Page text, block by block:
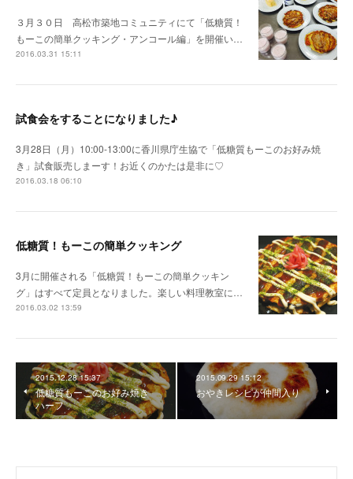
３月３０日 高松市築地コミュニティにて「低糖質！
もーこの簡単クッキング・アンコール編」を開催い…
2016.03.31 15:11
試食会をすることになりました♪
3月28日（月）10:00-13:00に香川県庁生協で「低糖質もーこのお好み焼
き」試食販売しまーす！お近くのかたは是非に♡
2016.03.18 06:10
低糖質！もーこの簡単クッキング
3月に開催される「低糖質！もーこの簡単クッキン
グ」はすべて定員となりました。楽しい料理教室に…
2016.03.02 13:59
2015.12.28 15:37
低糖質もーこのお好み焼き
ハーフ
2015.09.29 15:12
おやきレシピが仲間入り